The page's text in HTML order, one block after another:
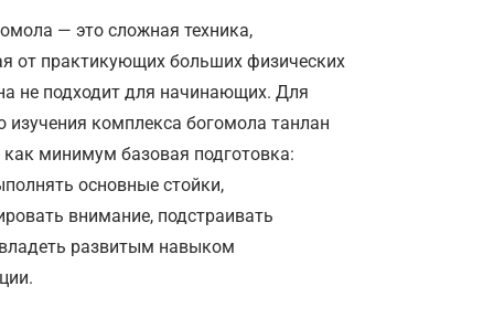
— это сложная техника,
от практикующих больших физических
не подходит для начинающих. Для
изучения комплекса богомола танлан
как минимум базовая подготовка:
основные стойки,
внимание, подстраивать
развитым навыком